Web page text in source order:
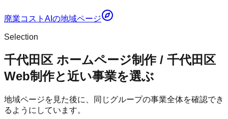
廃業コストAI の地域ページ
Selection
千代田区 ホームページ制作 / 千代田区
Web制作と近い事業を選ぶ
地域ページを見た後に、同じグループの事業全体を確認でき
るようにしています。